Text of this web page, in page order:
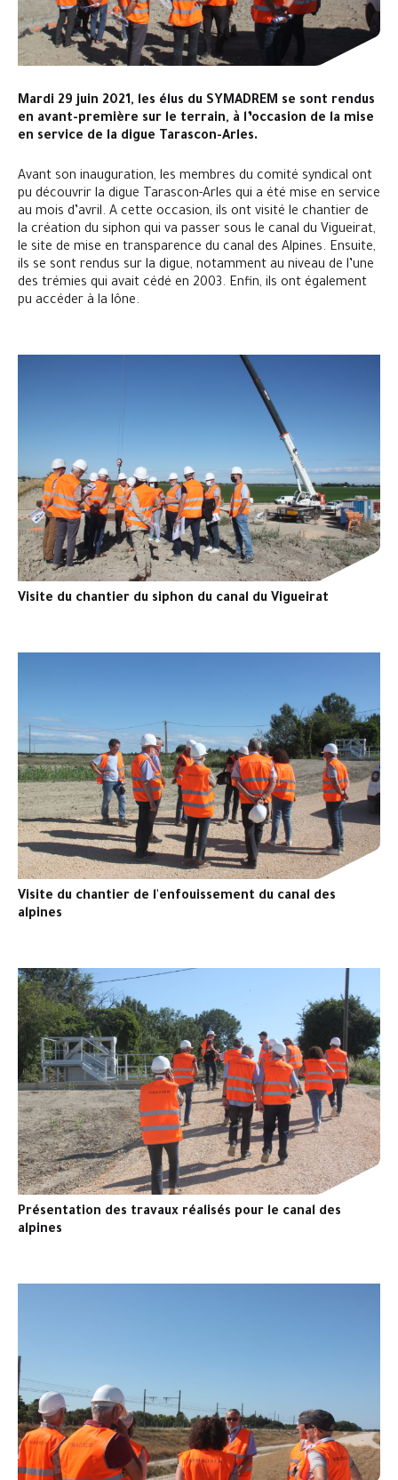
Mardi 29 juin 2021, les élus du SYMADREM se sont rendus
en avant-première sur le terrain, à l’occasion de la mise
en service de la digue Tarascon-Arles.
Avant son inauguration, les membres du comité syndical ont
pu découvrir la digue Tarascon-Arles qui a été mise en service
au mois d’avril. A cette occasion, ils ont visité le chantier de
la création du siphon qui va passer sous le canal du Vigueirat,
le site de mise en transparence du canal des Alpines. Ensuite,
ils se sont rendus sur la digue, notamment au niveau de l’une
des trémies qui avait cédé en 2003. Enfin, ils ont également
pu accéder à la lône.
Visite du chantier du siphon du canal du Vigueirat
Visite du chantier de l'enfouissement du canal des
alpines
Présentation des travaux réalisés pour le canal des
alpines